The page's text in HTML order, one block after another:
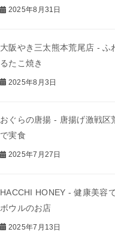
2025年8月31日
大阪やき三太熊本荒尾店 - ふ
るたこ焼き
2025年8月3日
おぐらの唐揚 - 唐揚げ激戦区
で実食
2025年7月27日
HACCHI HONEY - 健康美容
ボウルのお店
2025年7月13日